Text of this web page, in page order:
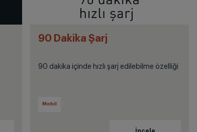
90 Dakika Şarj
90 dakika içinde hızlı şarj edilebilme özelliği
Mobil